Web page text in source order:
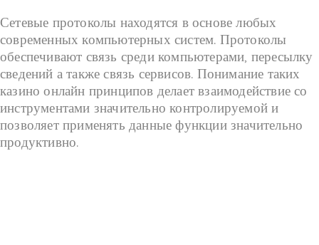
Сетевые протоколы находятся в основе любых
современных компьютерных систем. Протоколы
обеспечивают связь среди компьютерами, пересылку
сведений а также связь сервисов. Понимание таких
казино онлайн принципов делает взаимодействие со
инструментами значительно контролируемой и
позволяет применять данные функции значительно
продуктивно.